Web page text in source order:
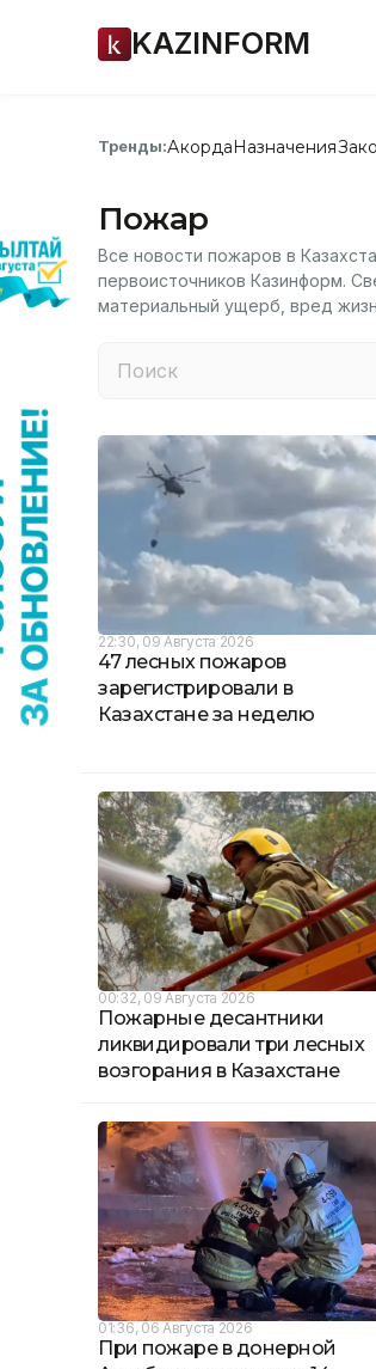
KAZINFORM
Тренды:АкордаНазначения
Пожар
Все новости пожаров в
первоисточников Казинформ.
материальный ущерб, вред
22:30, 09 Августа 2026
47 лесных пожаров
зарегистрировали в
Казахстане за неделю
00:32, 09 Августа 2026
Пожарные десантники
ликвидировали три лесных
возгорания в Казахстане
01:36, 06 Августа 2026
При пожаре в донерной